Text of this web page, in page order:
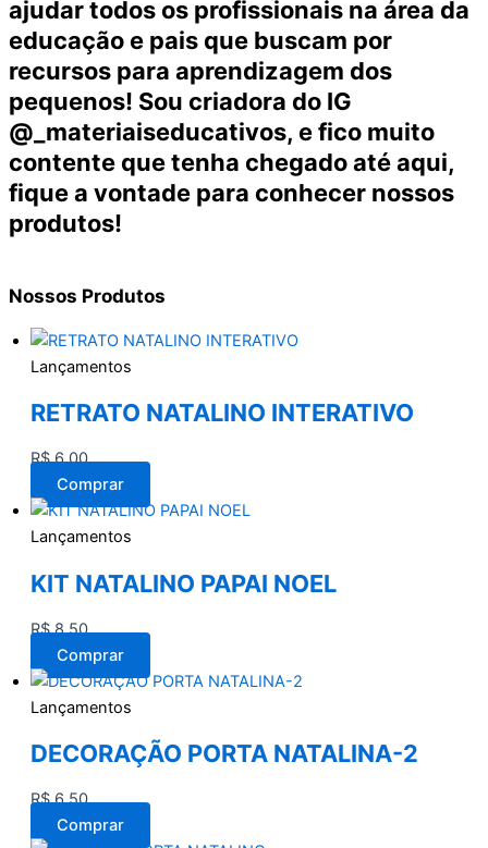
ajudar todos os profissionais na área da
educação e pais que buscam por
recursos para aprendizagem dos
pequenos! Sou criadora do IG
@_materiaiseducativos, e fico muito
contente que tenha chegado até aqui,
fique a vontade para conhecer nossos
produtos!
Nossos Produtos
Lançamentos
RETRATO NATALINO INTERATIVO
R$6,00
Comprar
Lançamentos
KIT NATALINO PAPAI NOEL
R$8,50
Comprar
Lançamentos
DECORAÇÃO PORTA NATALINA-2
R$6,50
Comprar